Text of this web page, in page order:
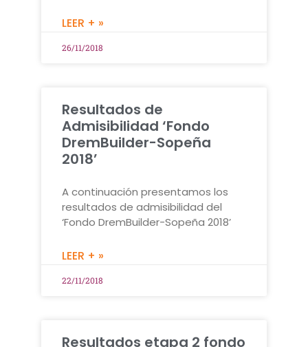
LEER + »
26/11/2018
Resultados de
Admisibilidad ‘Fondo
DremBuilder-Sopeña
2018’
A continuación presentamos los
resultados de admisibilidad del
‘Fondo DremBuilder-Sopeña 2018’
LEER + »
22/11/2018
Resultados etapa 2 fondo